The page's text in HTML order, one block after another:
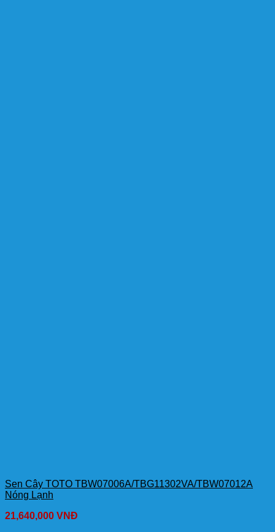
Sen Cây TOTO TBW07006A/TBG11302VA/TBW07012A
Nóng Lạnh
21,640,000 VNĐ